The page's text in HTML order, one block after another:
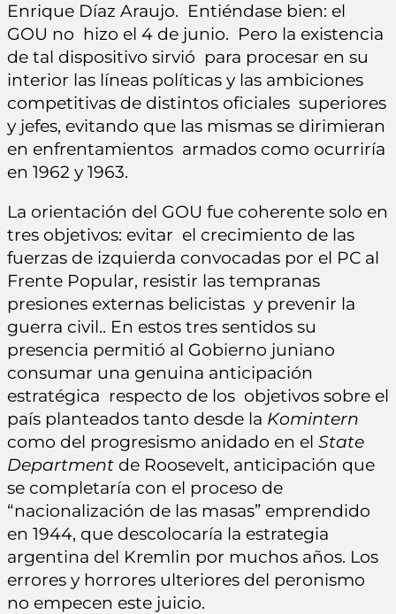
Enrique Díaz Araujo. Entiéndase bien: el
GOU no hizo el 4 de junio. Pero la existencia
de tal dispositivo sirvió para procesar en su
interior las líneas políticas y las ambiciones
competitivas de distintos oficiales superiores
y jefes, evitando que las mismas se dirimieran
en enfrentamientos armados como ocurriría
en 1962 y 1963.
La orientación del GOU fue coherente solo en
tres objetivos: evitar el crecimiento de las
fuerzas de izquierda convocadas por el PC al
Frente Popular, resistir las tempranas
presiones externas belicistas y prevenir la
guerra civil.. En estos tres sentidos su
presencia permitió al Gobierno juniano
consumar una genuina anticipación
estratégica respecto de los objetivos sobre el
país planteados tanto desde la Komintern
como del progresismo anidado en el State
Department de Roosevelt, anticipación que
se completaría con el proceso de
“nacionalización de las masas” emprendido
en 1944, que descolocaría la estrategia
argentina del Kremlin por muchos años. Los
errores y horrores ulteriores del peronismo
no empecen este juicio.